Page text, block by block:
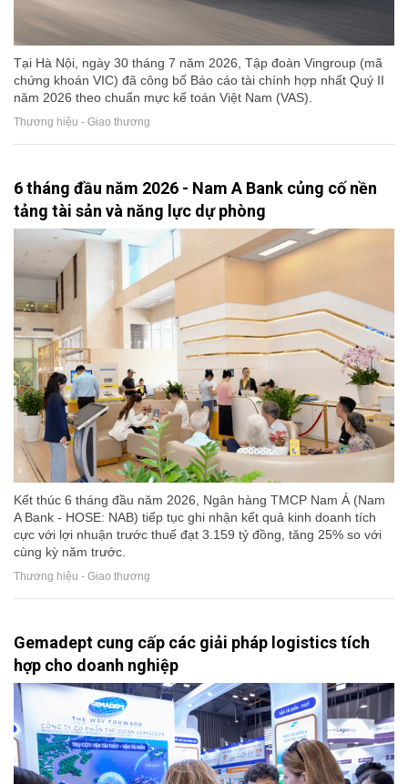
Tại Hà Nội, ngày 30 tháng 7 năm 2026, Tập đoàn Vingroup (mã
chứng khoán VIC) đã công bố Báo cáo tài chính hợp nhất Quý II
năm 2026 theo chuẩn mực kế toán Việt Nam (VAS).
Thương hiệu - Giao thương
6 tháng đầu năm 2026 - Nam A Bank củng cố nền
tảng tài sản và năng lực dự phòng
Kết thúc 6 tháng đầu năm 2026, Ngân hàng TMCP Nam Á (Nam
A Bank - HOSE: NAB) tiếp tục ghi nhận kết quả kinh doanh tích
cực với lợi nhuận trước thuế đạt 3.159 tỷ đồng, tăng 25% so với
cùng kỳ năm trước.
Thương hiệu - Giao thương
Gemadept cung cấp các giải pháp logistics tích
hợp cho doanh nghiệp